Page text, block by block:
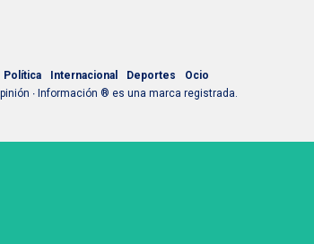
Política Internacional Deportes
Ocio
∙ Información ® es una marca registrada.